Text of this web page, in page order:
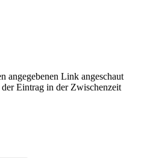
angegebenen Link angeschaut
Eintrag in der Zwischenzeit